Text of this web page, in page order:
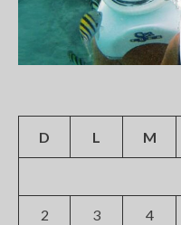
D L M
2 3 4